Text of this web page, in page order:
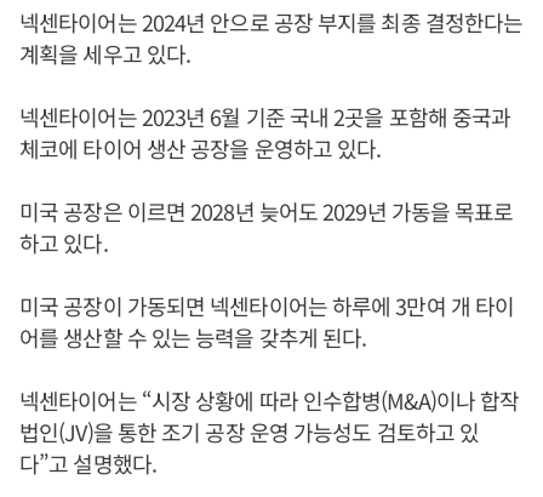
넥센타이어는 2024년 안으로 공장 부지를 최종 결정한다는
계획을 세우고 있다.
넥센타이어는 2023년 6월 기준 국내 2곳을 포함해 중국과
체코에 타이어 생산 공장을 운영하고 있다.
미국 공장은 이르면 2028년 늦어도 2029년 가동을 목표로
하고 있다.
미국 공장이 가동되면 넥센타이어는 하루에 3만여 개 타이
어를 생산할 수 있는 능력을 갖추게 된다.
넥센타이어는 “시장 상황에 따라 인수합병(M&A)이나 합작
법인(JV)을 통한 조기 공장 운영 가능성도 검토하고 있
다”고 설명했다.